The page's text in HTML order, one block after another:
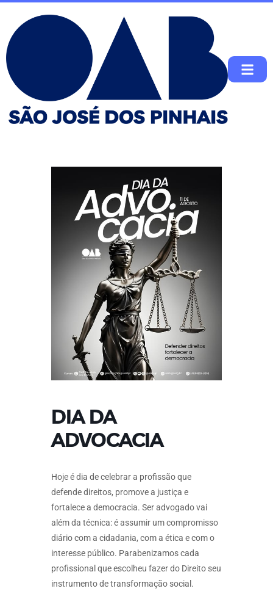
DIA DA
ADVOCACIA
Hoje é dia de celebrar a profissão que
defende direitos, promove a justiça e
fortalece a democracia. Ser advogado vai
além da técnica: é assumir um compromisso
diário com a cidadania, com a ética e com o
interesse público. Parabenizamos cada
profissional que escolheu fazer do Direito seu
instrumento de transformação social.